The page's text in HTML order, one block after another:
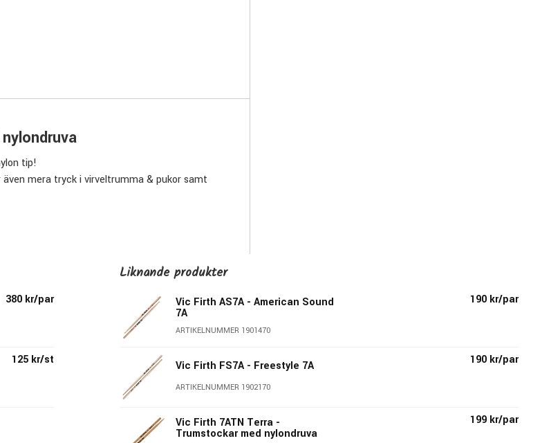
tip!
mera tryck i virveltrumma & pukor samt
Dom vanliga storlekarna & varianterna finner
380 kr/par
125 kr/st
Liknande produkter
Vic Firth AS7A - American Sound
7A
ARTIKELNUMMER 1901470
190 kr/par
Vic Firth FS7A - Freestyle 7A
ARTIKELNUMMER 1902170
190 kr/par
Vic Firth 7ATN Terra -
Trumstockar med nylondruva
199 kr/par